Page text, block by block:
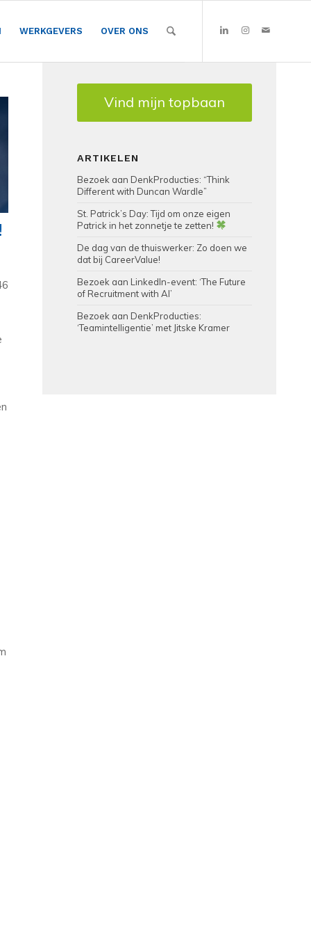
WERKGEVERS OVER ONS
Vind mijn topbaan
ARTIKELEN
Bezoek aan DenkProducties: “Think
Different with Duncan Wardle”
St. Patrick’s Day: Tijd om onze eigen
Patrick in het zonnetje te zetten!
De dag van de thuiswerker: Zo doen we
dat bij CareerValue!
Bezoek aan LinkedIn-event: ‘The Future
of Recruitment with AI’
Bezoek aan DenkProducties:
‘Teamintelligentie’ met Jitske Kramer